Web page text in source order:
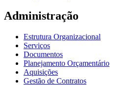
Administração
Estrutura Organizacional
Serviços
Documentos
Planejamento Orçamentário
Aquisições
Gestão de Contratos